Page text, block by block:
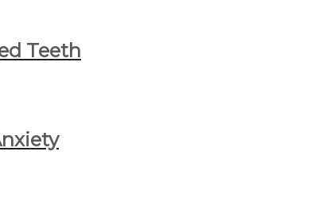
Teeth